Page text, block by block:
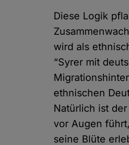
Diese Logik
wird als
“Syrer mit
ethnischen
Natürlich ist
vor Augen
seine Blüte